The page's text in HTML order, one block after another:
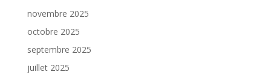
novembre 2025
octobre 2025
septembre 2025
juillet 2025